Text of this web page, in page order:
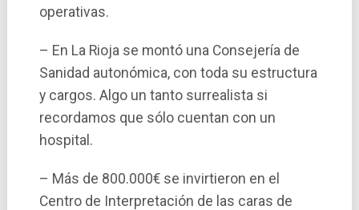
operativas.
– En La Rioja se montó una Consejerí­a de
Sanidad autonómica, con toda su estructura
y cargos. Algo un tanto surrealista si
recordamos que sólo cuentan con un
hospital.
– Más de 800.000€ se invirtieron en el
Centro de Interpretación de las caras de